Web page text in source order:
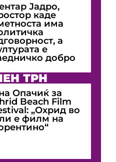
Јадро,
каде
има
а
е
добро
ТРН
Опачиќ за
Beach Film
„Охрид во
е филм на